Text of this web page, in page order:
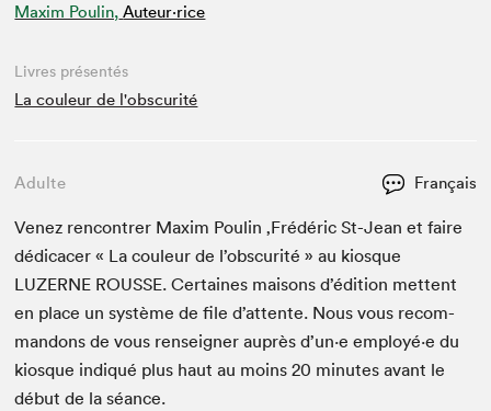
Maxim Poulin, Auteur·rice
Livres présentés
La couleur de l'obscurité
Adulte Français
Venez ren­con­tr­er Max­im Poulin‚Frédéric St-Jean et faire
dédi­cac­er « La couleur de l’ob­scu­rité » au kiosque
LUZERNE ROUSSE. Cer­taines maisons d’édi­tion met­tent
en place un sys­tème de file d’at­tente. Nous vous recom­
man­dons de vous ren­seign­er auprès d’un·e employé·e du
kiosque indiqué plus haut au moins20 min­utes avant le
début de la séance.